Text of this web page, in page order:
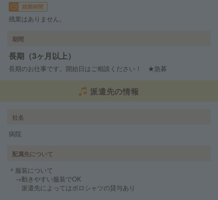
残業時間
残業はありません。
期間
長期（3ヶ月以上）
長期のお仕事です。開始日はご相談ください！ ★急募
派遣先の情報
社名
病院
配属先について
＊服装について
→動きやすい服装でOK
派遣先によってはポロシャツの貸与あり